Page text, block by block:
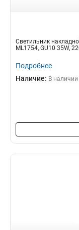
Светильник
ML1754, GU10 35W,
Подробнее
Наличие: В наличии